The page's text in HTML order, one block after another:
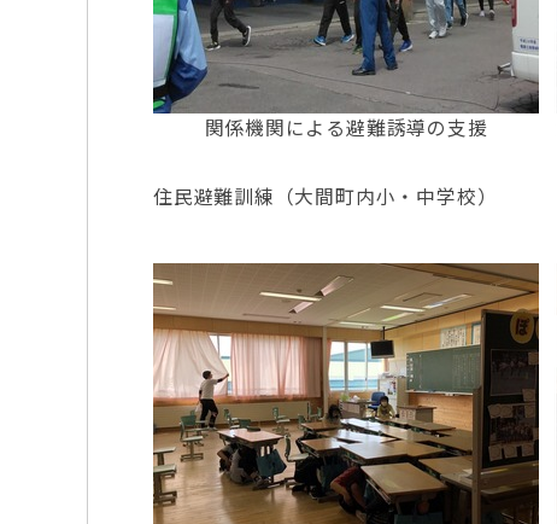
関係機関による避難誘導の支援
住民避難訓練（大間町内小・中学校）